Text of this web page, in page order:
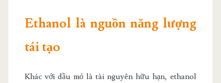
Ethanol là nguồn năng lượng
tái tạo
Khác với dầu mỏ là tài nguyên hữu hạn, ethanol